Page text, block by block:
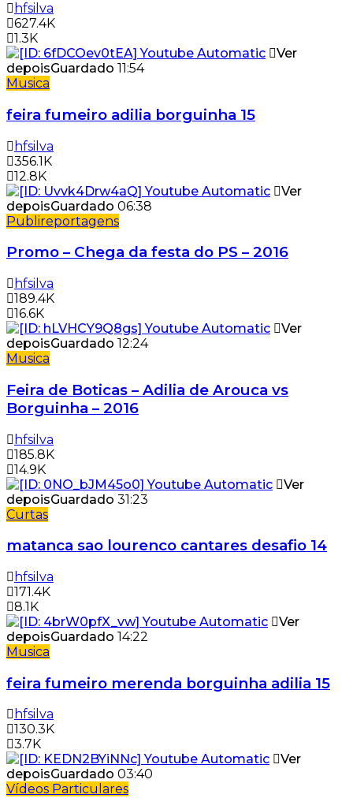
hfsilva
627.4K
1.3K
Ver
depoisGuardado 11:54
Musica
feira fumeiro adilia borguinha 15
hfsilva
356.1K
12.8K
Ver
depoisGuardado 06:38
Publireportagens
Promo – Chega da festa do PS – 2016
hfsilva
189.4K
16.6K
Ver
depoisGuardado 12:24
Musica
Feira de Boticas – Adilia de Arouca vs
Borguinha – 2016
hfsilva
185.8K
14.9K
Ver
depoisGuardado 31:23
Curtas
matanca sao lourenco cantares desafio 14
hfsilva
171.4K
8.1K
Ver
depoisGuardado 14:22
Musica
feira fumeiro merenda borguinha adilia 15
hfsilva
130.3K
3.7K
Ver
depoisGuardado 03:40
Vídeos Particulares